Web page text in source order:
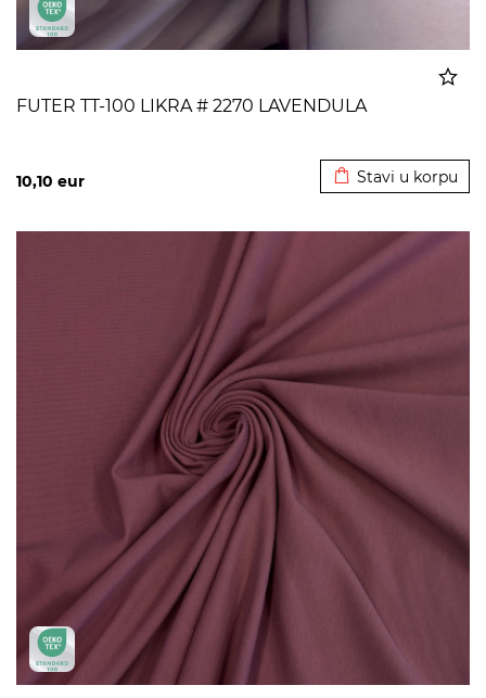
FUTER TT-100 LIKRA # 2270 LAVENDULA
10,10 eur Stavi u korpu